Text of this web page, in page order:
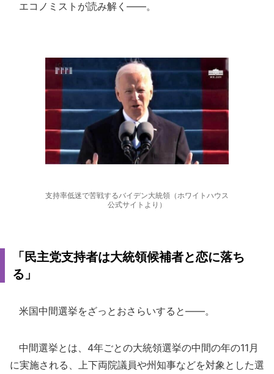
エコノミストが読み解く――。
支持率低迷で苦戦するバイデン大統領（ホワイトハウス
公式サイトより）
「民主党支持者は大統領候補者と恋に落ち
る」
米国中間選挙をざっとおさらいすると――。
中間選挙とは、4年ごとの大統領選挙の中間の年の11月
に実施される、上下両院議員や州知事などを対象とした選